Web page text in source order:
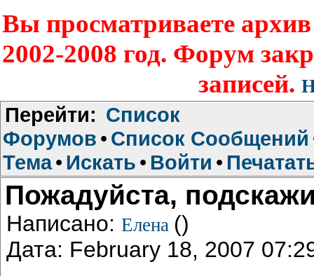
Вы просматриваете
2002-2008 год. Форум
записей.
Перейти: Список
Форумов • Список Сообщений
Тема• Искать • Войти •
Пожадуйста,
Написано: Елена ()
Дата: February 18, 2007